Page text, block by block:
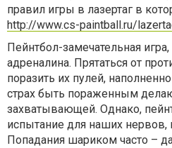
правил игры в лазертаг в
http://www.cs-paintball.ru/
Пейнтбол-замечательная
адреналина. Прятаться от
поразить их пулей,
страх быть пораженным
захватывающей. Однако,
испытание для наших нервов,
Попадания шариком часто –